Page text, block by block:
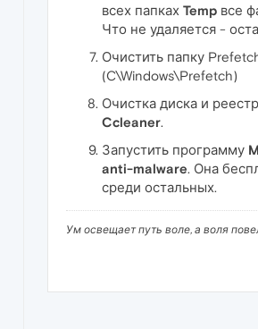
всех папках Temp все
Что не удаляется -
Очистить папку
(C\Windows\Prefetch)
Очистка диска и
Ccleaner.
Запустить программу
anti-malware. Она
среди остальных.
Ум освещает путь воле, а воля